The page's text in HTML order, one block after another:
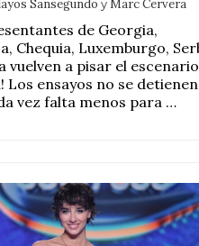
Sansegundo yMarc Cervera
de Georgia,
Chequia, Luxemburgo,
vuelven a pisar el escenario
Los ensayos no se
vez falta menos para …